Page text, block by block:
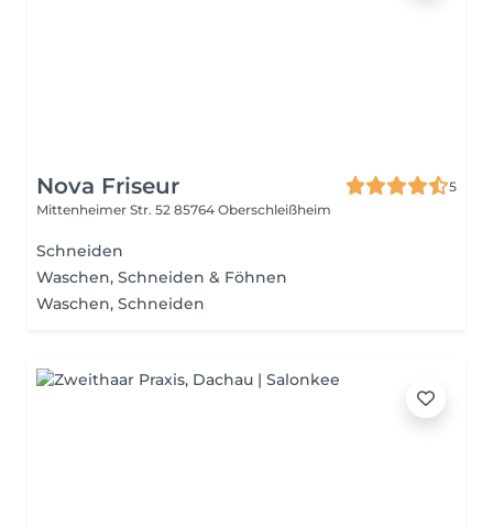
Nova Friseur
5
Mittenheimer Str. 52 85764 Oberschleißheim
Schneiden
Waschen, Schneiden & Föhnen
Waschen, Schneiden